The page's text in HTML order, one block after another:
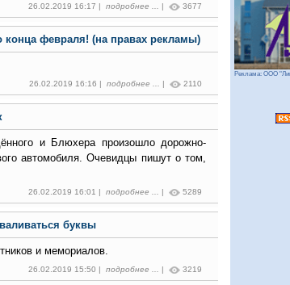
26.02.2019 16:17 | подробнее ... | 3677
конца февраля! (на правах рекламы)
26.02.2019 16:16 | подробнее ... | 2110
и Блюхера произошло дорожно-
автомобиля. Очевидцы пишут о том,
26.02.2019 16:01 | подробнее ... | 5289
буквы
и мемориалов.
26.02.2019 15:50 | подробнее ... | 3219
Реклама: ООО